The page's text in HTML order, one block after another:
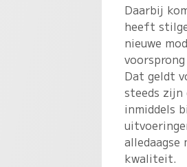
Daarbij
heeft
nieuwe
Dat geldt
steeds zijn
inmiddels
alledaagse
kwaliteit.